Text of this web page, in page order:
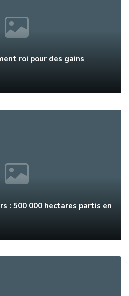
roi pour des gains
: 500 000 hectares partis en